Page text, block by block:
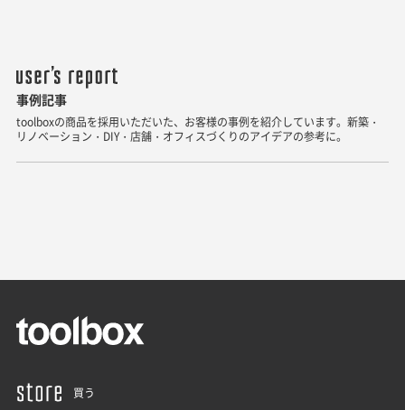
事例記事
toolboxの商品を採用いただいた、お客様の事例を紹介しています。新築・
リノベーション・DIY・店舗・オフィスづくりのアイデアの参考に。
買う